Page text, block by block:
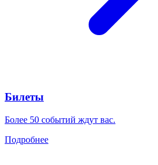
Билеты
Более 50 событий ждут вас.
Подробнее